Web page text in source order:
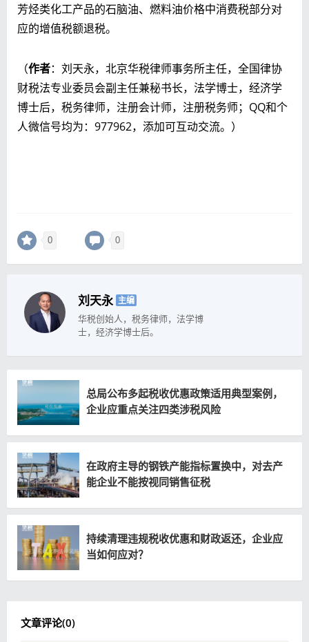
芳烃类化工产品的石脑油、燃料油价格中消费税部分对
应的增值税额退税。
（作者：刘天永，北京华税律师事务所主任，全国律协
财税法专业委员会副主任兼秘书长，法学博士，经济学
博士后，税务律师，注册会计师，注册税务师；QQ和个
人微信号均为：977962，添加可互动交流。）
0 0
刘天永 主编
华税创始人，税务律师，法学博
士，经济学博士后。
总局公布多起税收优惠政策适用典型案例，
企业应重点关注四类涉税风险
在政府主导的钢铁产能指标置换中，对去产
能企业不能按视同销售征税
持续清理违规税收优惠和财政返还，企业应
当如何应对？
文章评论(0)